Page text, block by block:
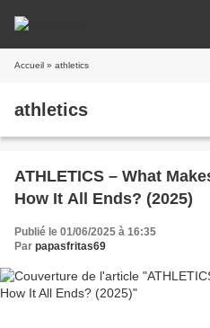
Accueil » athletics
athletics
ATHLETICS – What
How It All Ends? (2025)
Publié le 01/06/2025 à 16:35
Par papasfritas69